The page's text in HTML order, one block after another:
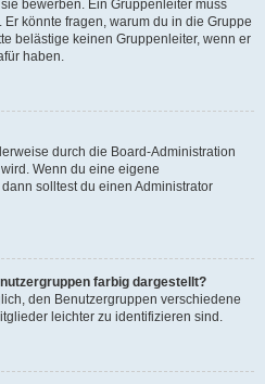
bewerben. Ein Gruppenleiter muss
könnte fragen, warum du in die Gruppe
belästige keinen Gruppenleiter, wenn er
haben.
durch die Board-Administration
Wenn du eine eigene
solltest du einen Administrator
farbig dargestellt?
den Benutzergruppen verschiedene
leichter zu identifizieren sind.